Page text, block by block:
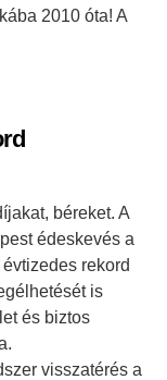
2010 óta! A
béreket. A
édeskevés a
rekord
is
és biztos
visszatérés a